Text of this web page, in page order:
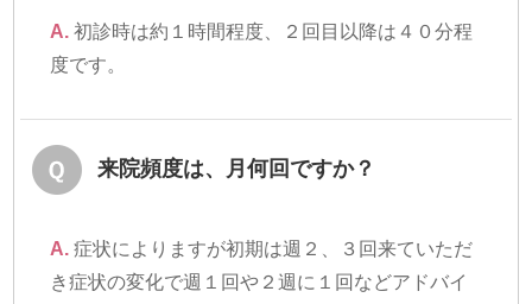
A.初診時は約１時間程度、２回目以降は４０分程
度です。
来院頻度は、月何回ですか？
A.症状によりますが初期は週２、３回来ていただ
き症状の変化で週１回や２週に１回などアドバイ